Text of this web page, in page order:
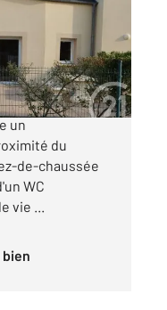
la plage de
un
du
de-chaussée
WC
vie ...
bien